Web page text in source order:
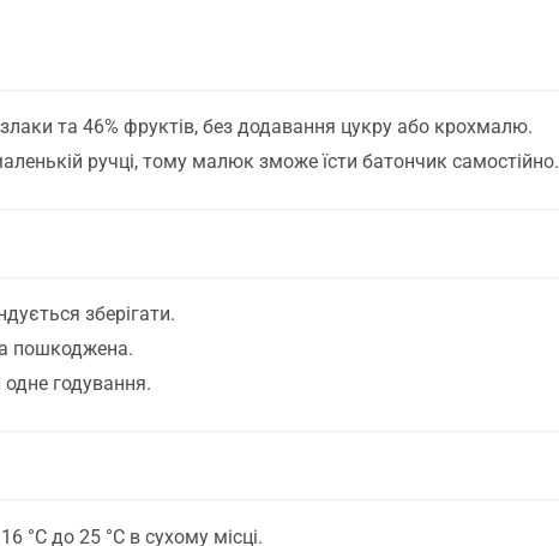
та 46% фруктів, без додавання цукру або крохмалю.
ручці, тому малюк зможе їсти батончик самостійно.
зберігати.
пошкоджена.
годування.
°C до 25 °C в сухому місці.